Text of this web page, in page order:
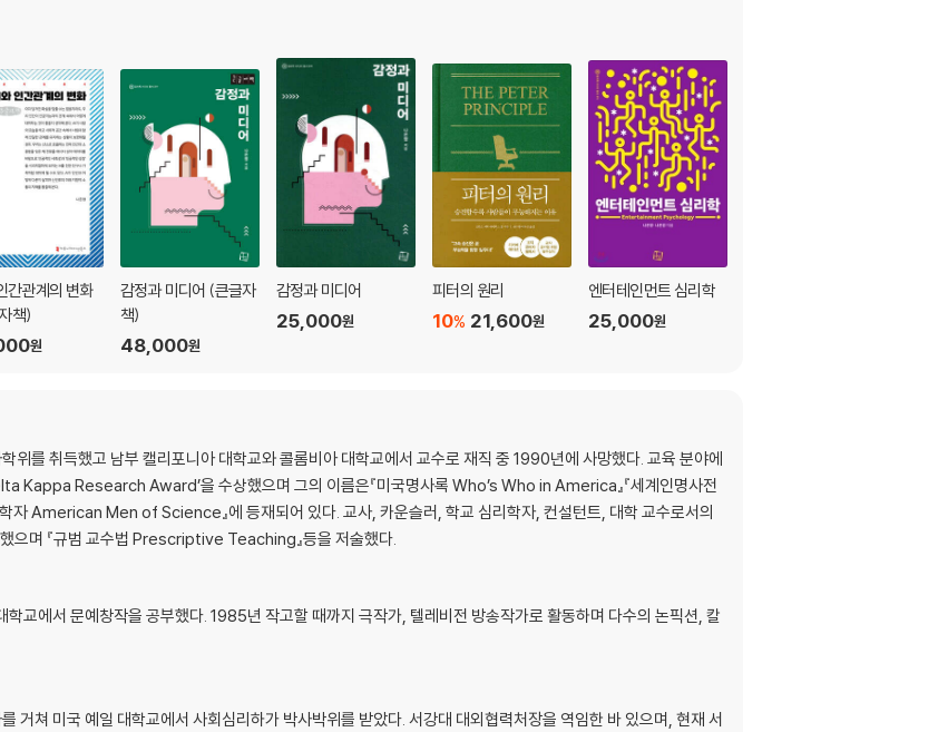
간관계의 변화
책)
원
감정과 미디어 (큰글자
책)
48,000원
감정과 미디어
25,000원
피터의 원리
21,600원
10%
엔터테인먼트 심리학
25,000원
위를 취득했고 남부 캘리포니아 대학교와 콜롬비아 대학교에서 교수로 재직 중 1990년에 사망했다. 교육 분야에
Kappa Research Award’을 수상했으며 그의 이름은『미국명사록 Who’s Who in America』『세계인명사전
American Men of Science』에 등재되어 있다. 교사, 카운슬러, 학교 심리학자, 컨설턴트, 대학 교수로서의
으며 『규범 교수법 Prescriptive Teaching』등을 저술했다.
교에서 문예창작을 공부했다. 1985년 작고할 때까지 극작가, 텔레비전 방송작가로 활동하며 다수의 논픽션, 칼
거쳐 미국 예일 대학교에서 사회심리하가 박사박위를 받았다. 서강대 대외협력처장을 역임한 바 있으며, 현재 서